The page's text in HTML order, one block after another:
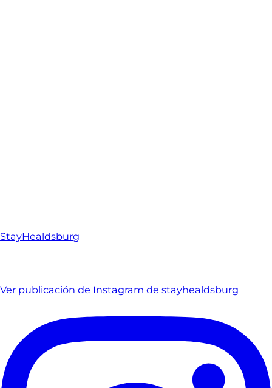
StayHealdsburg
Ver publicación de Instagram de stayhealdsburg